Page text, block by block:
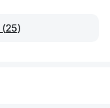
(25)